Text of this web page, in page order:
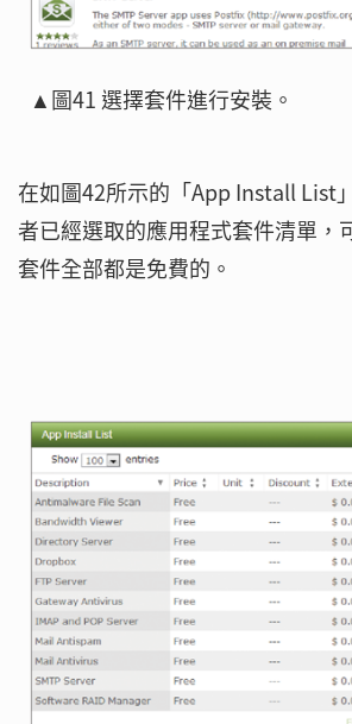
▲圖41 選擇套件進行安裝。
在如圖42所示的「App Install List
者已經選取的應用程式套件清單，
套件全部都是免費的。